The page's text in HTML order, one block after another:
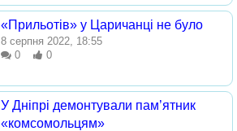
«Прильотів» у Царичанці не було
8 серпня 2022, 18:55
0
0
У Дніпрі демонтували пам’ятник
«комсомольцям»